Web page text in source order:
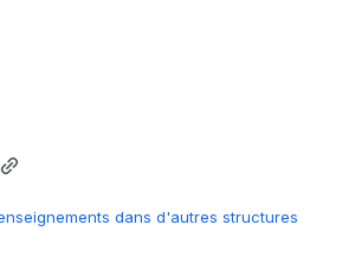
dans d'autres structures